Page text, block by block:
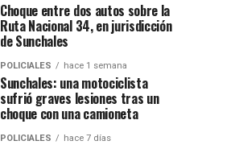
Choque entre dos autos sobre la
Ruta Nacional 34, en jurisdicción
de Sunchales
POLICIALES hace 1 semana
Sunchales: una motociclista
sufrió graves lesiones tras un
choque con una camioneta
POLICIALES hace 7 días